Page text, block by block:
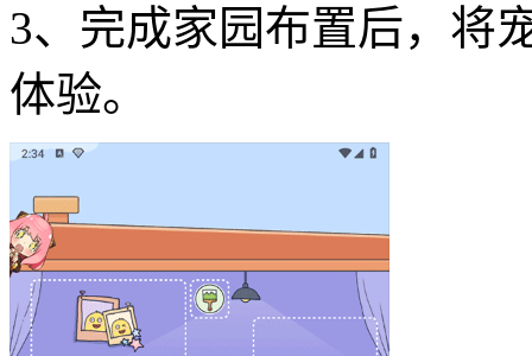
3、完成家园布置后，将
体验。